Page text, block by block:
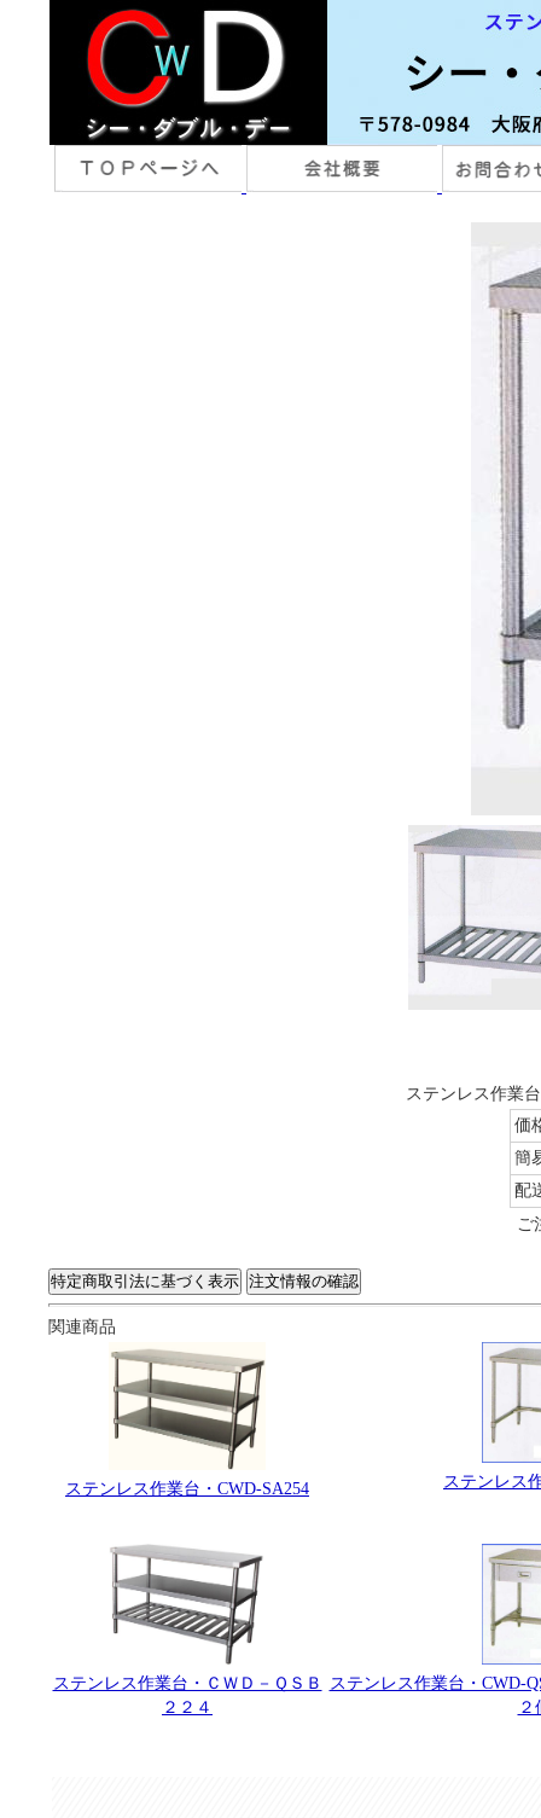
ステンレス作業
価
簡
配
ご
関連商品
ステンレス作業台・CWD-SA254 ステンレス
ステンレス作業台・ＣＷＤ－ＱＳＢ
２２４
ステンレス作業台・CWD-
２